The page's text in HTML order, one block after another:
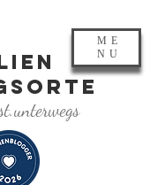
ME
NU